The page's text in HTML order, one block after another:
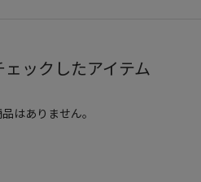
ェックしたアイテム
はありません。